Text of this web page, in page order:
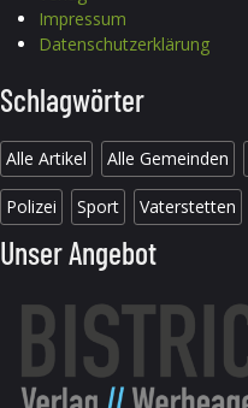
Impressum
Datenschutzerklärung
Schlagwörter
Alle Artikel Alle Gemeinden
Polizei Sport Vaterstetten
Unser Angebot